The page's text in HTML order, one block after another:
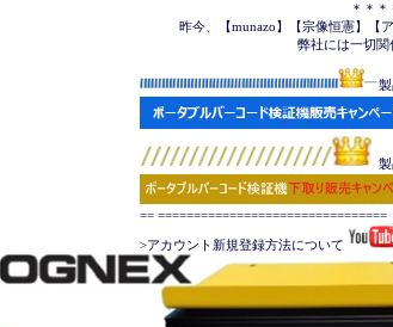
＊＊＊＊＊＜＜　ご注
昨今、【munazo】【宗像恒憲】【ア
弊社には一切関係はございま
==
>アカウント新規登録方法について